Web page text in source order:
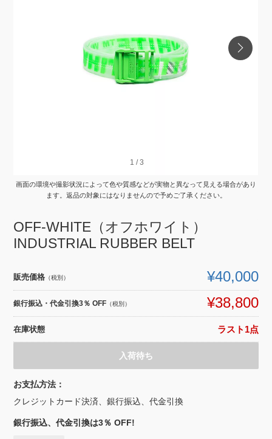
1 /3
1 /3
画面の環境や撮影状況によって色や質感などが実物と異なって見える場合があり
ます。返品の対象にはなりませんので予めご了承ください。
OFF-WHITE（オフホワイト）
INDUSTRIAL RUBBER BELT
販売価格 （税別） ¥40,000
銀行振込・代金引換3％ OFF （税別） ¥38,800
在庫状態 ラスト1点
入荷待ち
お支払方法：
クレジットカード決済、銀行振込、代金引換
銀行振込、代金引換は3％ OFF!